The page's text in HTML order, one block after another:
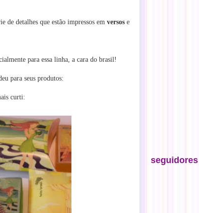
de detalhes que estão impressos em versos e
para essa linha, a cara do brasil!
para seus produtos:
curti:
seguidores